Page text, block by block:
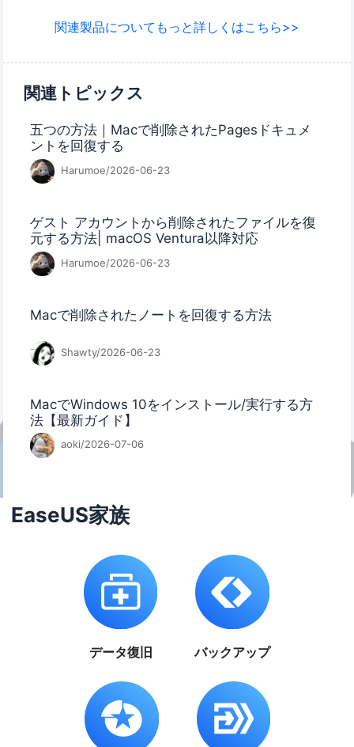
関連製品についてもっと詳しくはこちら>>
関連トピックス
五つの方法｜Macで削除されたPagesドキュメ
ントを回復する
Harumoe/2026-06-23
ゲスト アカウントから削除されたファイルを復
元する方法| macOS Ventura以降対応
Harumoe/2026-06-23
Macで削除されたノートを回復する方法
Shawty/2026-06-23
MacでWindows 10をインストール/実行する方
法【最新ガイド】
aoki/2026-07-06
EaseUS家族
データ復旧 バックアップ